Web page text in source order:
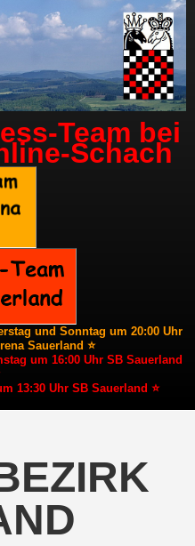
Team bei
Schach
und Sonntag um 20:00 Uhr
Sauerland ⭐
um 16:00 Uhr SB Sauerland
13:30 Uhr SB Sauerland ⭐